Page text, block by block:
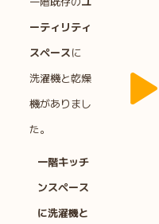
ーティリティ
スペースに
洗濯機と乾燥
機がありまし
た。
一階キッチ
ンスペース
に洗濯機と